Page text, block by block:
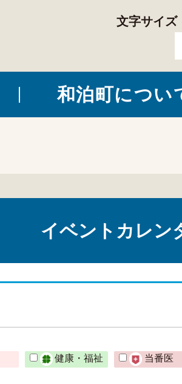
文字サイズ
和泊町につい
イベントカレン
健康・福祉 当番医